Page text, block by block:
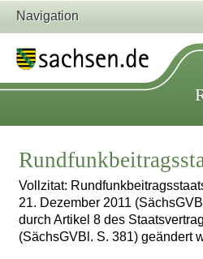
Navigation
Vollzitat:
21. Dezember 2011
durch Artikel 8 des
(SächsGVBl. S. 381) geändert